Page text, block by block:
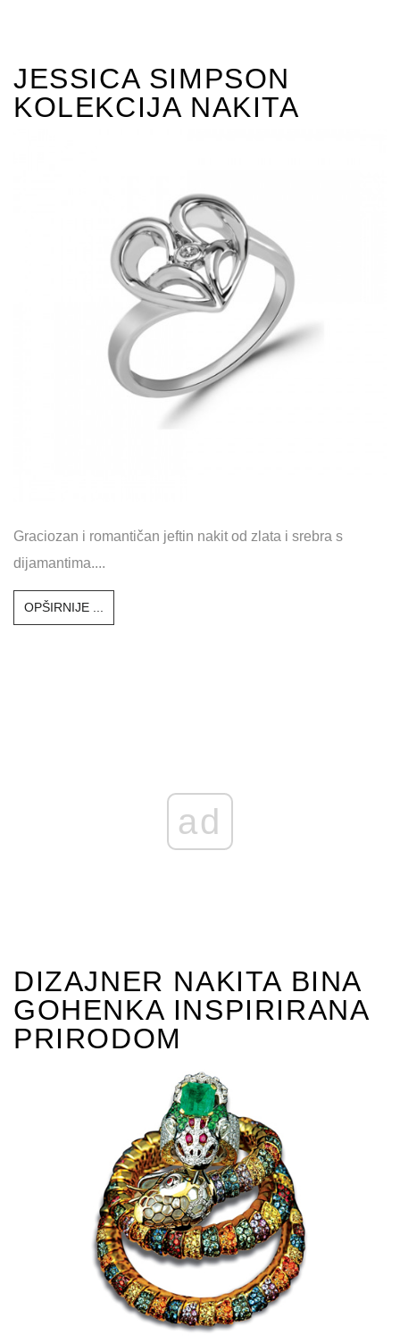
JESSICA SIMPSON
KOLEKCIJA NAKITA
Graciozan i romantičan jeftin nakit od zlata i srebra s
dijamantima....
OPŠIRNIJE ...
ad
DIZAJNER NAKITA BINA
GOHENKA INSPIRIRANA
PRIRODOM